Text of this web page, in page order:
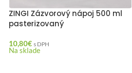
ZINGI Zázvorový nápoj 500 ml
pasterizovaný
10,80€ s DPH
Na sklade